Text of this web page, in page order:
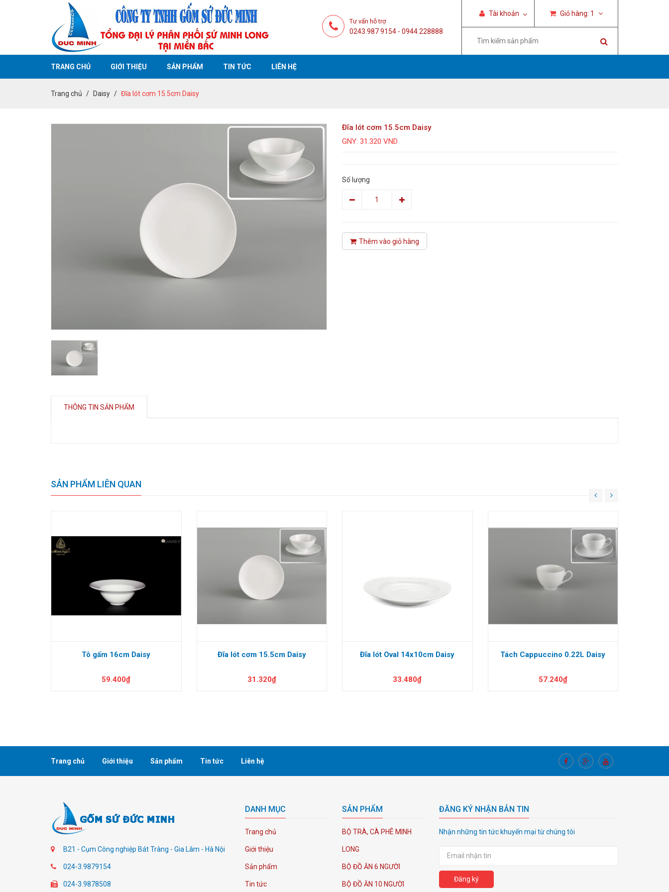
Tài khoản Giỏ hàng: 1
Tư vấn hỗ trợ
0243.987 9154 - 0944 228888
TRANG CHỦ GIỚI THIỆU SẢN PHẨM TIN TỨC LIÊN HỆ
Trang chủ Daisy Đĩa lót cơm 15.5cm Daisy
Đĩa lót cơm 15.5cm Daisy
GNY: 31.320 VND
Số lượng
Thêm vào giỏ hàng
THÔNG TIN SẢN PHẨM
SẢN PHẨM LIÊN QUAN
Tô gấm 16cm Daisy
59.400₫
Đĩa lót cơm 15.5cm Daisy
31.320₫
Đĩa lót Oval 14x10cm Daisy
33.480₫
Tách Cappuccino 0.22L Daisy
57.240₫
Trang chủ Giới thiệu Sản phẩm Tin tức Liên hệ
B21 - Cụm Công nghiệp Bát Tràng - Gia Lâm - Hà Nội
024-3.9879154
024-3.9878508
DANH MỤC
Trang chủ
Giới thiệu
Sản phẩm
Tin tức
SẢN PHẨM
BỘ TRÀ, CÀ PHÊ MINH
LONG
BỘ ĐỒ ĂN 6 NGƯỜI
BỘ ĐỒ ĂN 10 NGƯỜI
ĐĂNG KÝ NHẬN BẢN TIN
Nhận những tin tức khuyến mại từ chúng tôi
Đăng ký